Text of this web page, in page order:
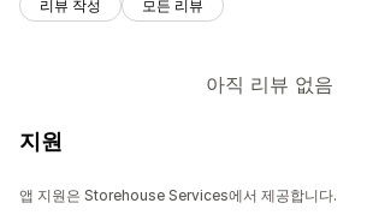
리뷰 작성 모든 리뷰
아직 리뷰 없음
지원
앱 지원은 Storehouse Services에서 제공합니다.